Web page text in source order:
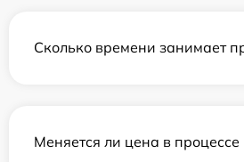
Сколько времени занимает
Меняется ли цена в процессе